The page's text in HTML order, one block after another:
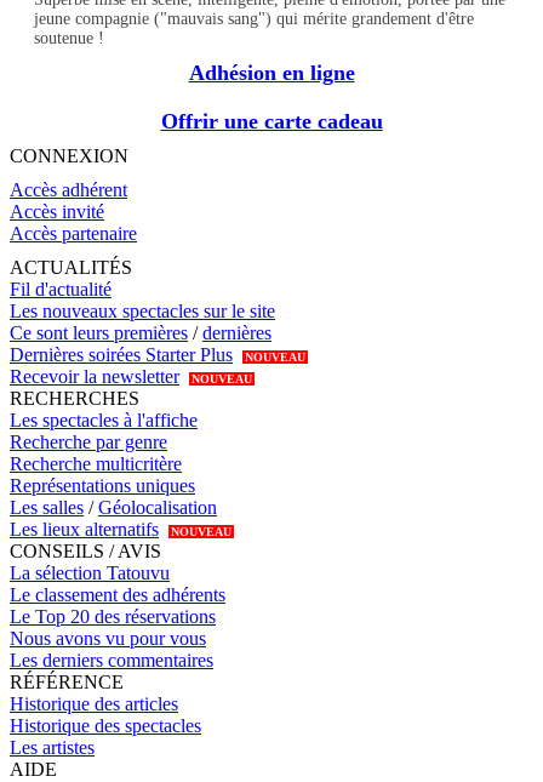
jeune compagnie ("mauvais sang") qui mérite grandement d'être
soutenue !
Adhésion en ligne
Offrir une carte cadeau
CONNEXION
Accès adhérent
Accès invité
Accès partenaire
ACTUALITÉS
Fil d'actualité
Les nouveaux spectacles sur le site
Ce sont leurs premières /dernières
Dernières soirées Starter Plus
NOUVEAU
Recevoir la newsletter NOUVEAU
RECHERCHES
Les spectacles à l'affiche
Recherche par genre
Recherche multicritère
Représentations uniques
Les salles /Géolocalisation
Les lieux alternatifs
NOUVEAU
CONSEILS / AVIS
La sélection Tatouvu
Le classement des adhérents
Le Top 20 des réservations
Nous avons vu pour vous
Les derniers commentaires
RÉFÉRENCE
Historique des articles
Historique des spectacles
Les artistes
AIDE